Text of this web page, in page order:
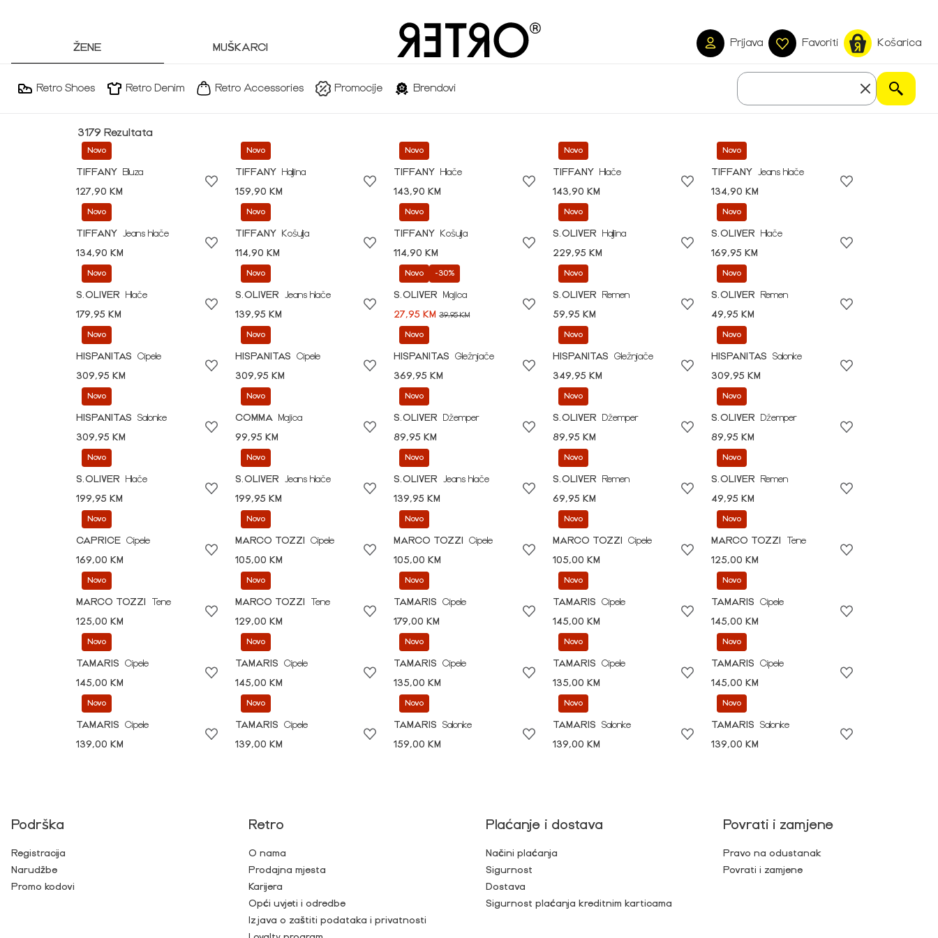
ŽENE MUŠKARCI Prijava Favoriti Košarica
Retro Shoes Retro Denim Retro Accessories Promocije Brendovi
3179 Rezultata
Novo
TIFFANY
Bluza
127,90 KM
Novo
TIFFANY
Haljina
159,90 KM
Novo
TIFFANY
Hlače
143,90 KM
Novo
TIFFANY
Hlače
143,90 KM
Novo
TIFFANY
Jeans hlače
134,90 KM
Novo
TIFFANY
Jeans hlače
134,90 KM
Novo
TIFFANY
Košulja
114,90 KM
Novo
TIFFANY
Košulja
114,90 KM
Novo
S.OLIVER
Haljina
229,95 KM
Novo
S.OLIVER
Hlače
169,95 KM
Novo
S.OLIVER
Hlače
179,95 KM
Novo
S.OLIVER
Jeans hlače
139,95 KM
Novo -30%
S.OLIVER
Majica
27,95 KM39,95 KM
Novo
S.OLIVER
Remen
59,95 KM
Novo
S.OLIVER
Remen
49,95 KM
Novo
HISPANITAS
Cipele
309,95 KM
Novo
HISPANITAS
Cipele
309,95 KM
Novo
HISPANITAS
Gležnjače
369,95 KM
Novo
HISPANITAS
Gležnjače
349,95 KM
Novo
HISPANITAS
Salonke
309,95 KM
Novo
HISPANITAS
Salonke
309,95 KM
Novo
COMMA
Majica
99,95 KM
Novo
S.OLIVER
Džemper
89,95 KM
Novo
S.OLIVER
Džemper
89,95 KM
Novo
S.OLIVER
Džemper
89,95 KM
Novo
S.OLIVER
Hlače
199,95 KM
Novo
S.OLIVER
Jeans hlače
199,95 KM
Novo
S.OLIVER
Jeans hlače
139,95 KM
Novo
S.OLIVER
Remen
69,95 KM
Novo
S.OLIVER
Remen
49,95 KM
Novo
CAPRICE Cipele
169,00 KM
Novo
MARCO TOZZI
Cipele
105,00 KM
Novo
MARCO TOZZI
Cipele
105,00 KM
Novo
MARCO TOZZI
Cipele
105,00 KM
Novo
MARCO TOZZI
Tene
125,00 KM
Novo
MARCO TOZZI
Tene
125,00 KM
Novo
MARCO TOZZI
Tene
129,00 KM
Novo
TAMARIS
Cipele
179,00 KM
Novo
TAMARIS
Cipele
145,00 KM
Novo
TAMARIS
Cipele
145,00 KM
Novo
TAMARIS
Cipele
145,00 KM
Novo
TAMARIS
Cipele
145,00 KM
Novo
TAMARIS
Cipele
135,00 KM
Novo
TAMARIS
Cipele
135,00 KM
Novo
TAMARIS
Cipele
145,00 KM
Novo
TAMARIS
Cipele
139,00 KM
Novo
TAMARIS
Cipele
139,00 KM
Novo
TAMARIS
Salonke
159,00 KM
Novo
TAMARIS
Salonke
139,00 KM
Novo
TAMARIS
Salonke
139,00 KM
Podrška
Registracija
Narudžbe
Promo kodovi
Retro
O nama
Prodajna mjesta
Karijera
Opći uvjeti i odredbe
Izjava o zaštiti podataka i privatnosti
Plaćanje i dostava
Načini plaćanja
Sigurnost
Dostava
Sigurnost plaćanja kreditnim karticama
Povrati i zamjene
Pravo na odustanak
Povrati i zamjene